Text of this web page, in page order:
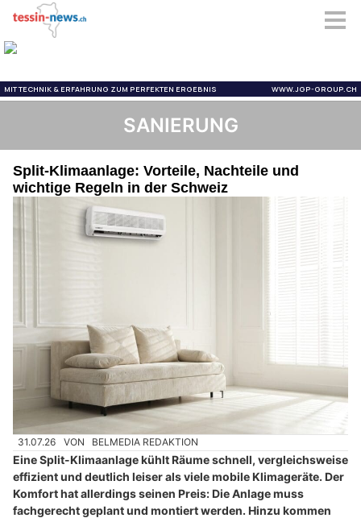
SANIERUNG
Split-Klimaanlage: Vorteile, Nachteile und
wichtige Regeln in der Schweiz
31.07.26 VON BELMEDIA REDAKTION
Eine Split-Klimaanlage kühlt Räume schnell, vergleichsweise
effizient und deutlich leiser als viele mobile Klimageräte. Der
Komfort hat allerdings seinen Preis: Die Anlage muss
fachgerecht geplant und montiert werden. Hinzu kommen